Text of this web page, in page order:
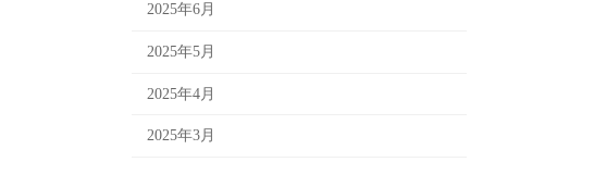
2025年6月
2025年5月
2025年4月
2025年3月